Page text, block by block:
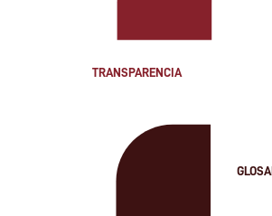
TRANSPARENCIA